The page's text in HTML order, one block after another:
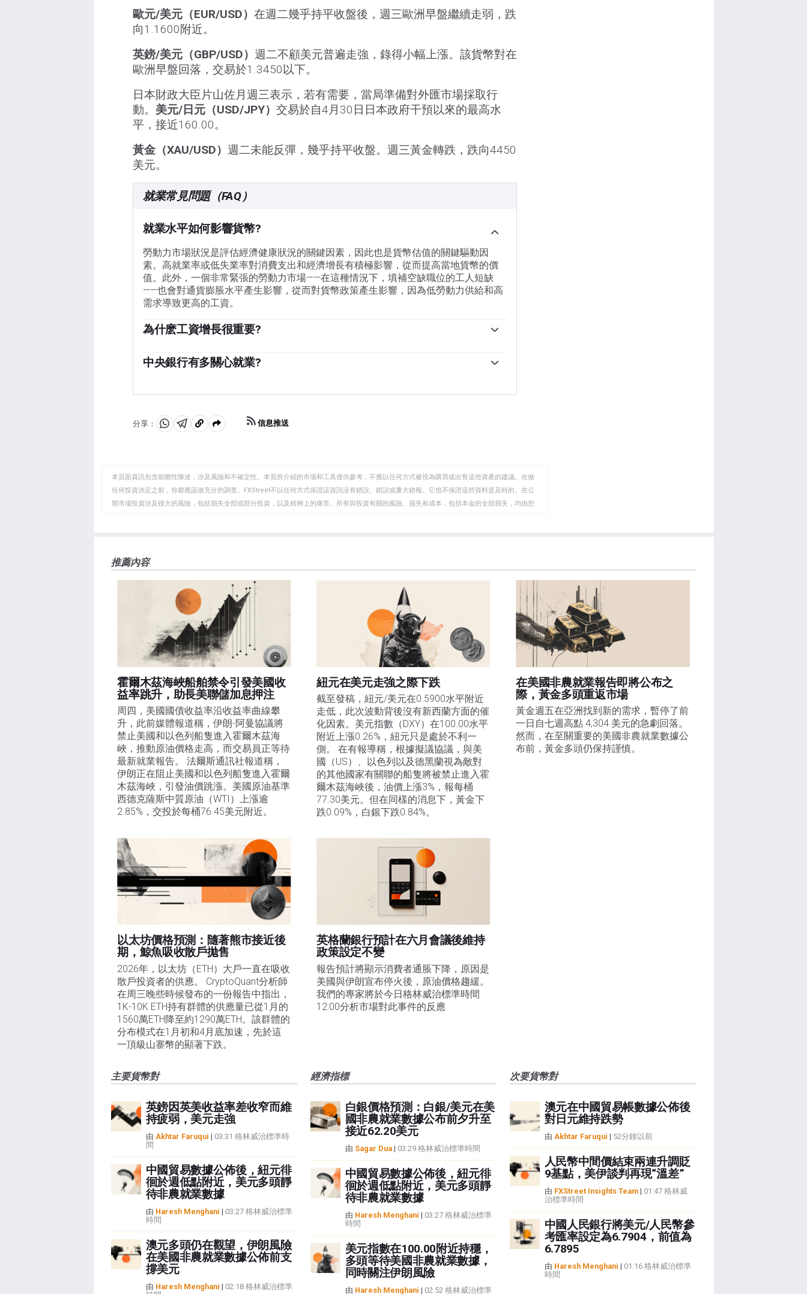
歐元/美元（EUR/USD） 在週二幾乎持平收盤後，週三歐洲早盤繼續走弱，跌
向1.1600附近。
英鎊/美元（GBP/USD） 週二不顧美元普遍走強，錄得小幅上漲。該貨幣對在
歐洲早盤回落，交易於1.3450以下。
日本財政大臣片山佐月週三表示，若有需要，當局準備對外匯市場採取行
動。 美元/日元（USD/JPY） 交易於自4月30日日本政府干預以來的最高水
平，接近160.00。
黃金（XAU/USD） 週二未能反彈，幾乎持平收盤。週三黃金轉跌，跌向4450
美元。
就業常見問題（FAQ）
就業水平如何影響貨幣?
勞動力市場狀況是評估經濟健康狀況的關鍵因素，因此也是貨幣估值的關鍵驅動因
素。高就業率或低失業率對消費支出和經濟增長有積極影響，從而提高當地貨幣的價
值。此外，一個非常緊張的勞動力市場——在這種情況下，填補空缺職位的工人短缺
——也會對通貨膨脹水平產生影響，從而對貨幣政策產生影響，因為低勞動力供給和高
需求導致更高的工資。
為什麽工資增長很重要?
多的錢可以花，這通常會導致消費品價格上漲。與能源價格等波動性更大的通脹來源
中央銀行有多關心就業?
還明確有與勞動力市場相關的任務。例如，美聯儲(Fed)肩負著促進充分就業和穩定物
管他們有什麽任務，勞動力市場狀況對決策者來說都是一個重要因素，因為它是衡量
經濟健康狀況的重要指標，而且與通脹有直接關系。
分享：
分
WhatsApp
分
Telegram
複
剪
貼
板
信息推送
本頁面資訊包含前瞻性陳述，涉及風險和不確定性。本頁所介紹的市場和工具僅供參考，不應以任何方式被視為購買或出售這些資產的建議。在做
任何投資決定之前，你都應該做充分的調查。FXStreet不以任何方式保證該資訊沒有錯誤、錯誤或重大錯報。它也不保證這些資料是及時的。在公
開市場投資涉及很大的風險，包括損失全部或部分投資，以及精神上的痛苦。所有與投資有關的風險、損失和成本，包括本金的全部損失，均由您
FXStreet和作者不提供個性化的建議。作者對該資訊的準確性、完整性或適用性不作任何陳述。FXStreet和作者將不承擔任何錯誤，遺漏或任何損
失，傷害或損害由此資訊及其顯示或使用引起的。錯誤和遺漏除外。本文作者和FXStreet並非註冊投資顧問，本文內容無意提供任何投資建議。
推薦內容
霍爾木茲海峽船舶禁令引發美國收
益率跳升，助長美聯儲加息押注
周四，美國國債收益率沿收益率曲線攀
升，此前媒體報道稱，伊朗-阿曼協議將
禁止美國和以色列船隻進入霍爾木茲海
峽，推動原油價格走高，而交易員正等待
最新就業報告。 法爾斯通訊社報道稱，
伊朗正在阻止美國和以色列船隻進入霍爾
木茲海峽，引發油價跳漲。美國原油基準
西德克薩斯中質原油（WTI）上漲逾
2.85%，交投於每桶76.45美元附近。
紐元在美元走強之際下跌
截至發稿，紐元/美元在0.5900水平附近
走低，此次波動背後沒有新西蘭方面的催
化因素。美元指數（DXY）在100.00水平
附近上漲0.26%，紐元只是處於不利一
側。 在有報導稱，根據擬議協議，與美
國（US）、以色列以及德黑蘭視為敵對
的其他國家有關聯的船隻將被禁止進入霍
爾木茲海峽後，油價上漲3%，報每桶
77.30美元。但在同樣的消息下，黃金下
跌0.09%，白銀下跌0.84%。
在美國非農就業報告即將公布之
際，黃金多頭重返市場
黃金週五在亞洲找到新的需求，暫停了前
一日自七週高點 4,304 美元的急劇回落。
然而，在至關重要的美國非農就業數據公
布前，黃金多頭仍保持謹慎。
以太坊價格預測：隨著熊市接近後
期，鯨魚吸收散戶拋售​
2026年，以太坊（ETH）大戶一直在吸收
散戶投資者的供應。 CryptoQuant分析師
在周三晚些時候發布的一份報告中指出，
1K-10K ETH持有群體的供應量已從1月的
1560萬ETH降至約1290萬ETH。該群體的
分布模式在1月初和4月底加速，先於這
一頂級山寨幣的顯著下跌。
英格蘭銀行預計在六月會議後維持
政策設定不變
報告預計將顯示消費者通脹下降，原因是
美國與伊朗宣布停火後，原油價格趨緩。
我們的專家將於今日格林威治標準時間
12:00分析市場對此事件的反應
主要貨幣對
英鎊因英美收益率差收窄而維
持疲弱，美元走強
由 Akhtar Faruqui | 03:31 格林威治標準時
間
中國貿易數據公佈後，紐元徘
徊於週低點附近，美元多頭靜
待非農就業數據
由 Haresh Menghani | 03:27 格林威治標準
時間
澳元多頭仍在觀望，伊朗風險
在美國非農就業數據公佈前支
撐美元
由 Haresh Menghani | 02:18 格林威治標準
經濟指標
白銀價格預測：白銀/美元在美
國非農就業數據公布前夕升至
接近62.20美元
由 Sagar Dua| 03:29 格林威治標準時間
中國貿易數據公佈後，紐元徘
徊於週低點附近，美元多頭靜
待非農就業數據
由 Haresh Menghani | 03:27 格林威治標準
時間
美元指數在100.00附近持穩，
多頭等待美國非農就業數據，
同時關注伊朗風險
由 Haresh Menghani | 02:52 格林威治標準
次要貨幣對
澳元在中國貿易帳數據公佈後
對日元維持跌勢
由 Akhtar Faruqui | 52分鐘以前
人民幣中間價結束兩連升調貶
9基點，美伊談判再現“溫差”
由 FXStreet Insights Team| 01:47 格林威
治標準時間
中國人民銀行將美元/人民幣參
考匯率設定為6.7904，前值為
6.7895
由 Haresh Menghani | 01:16 格林威治標準
時間